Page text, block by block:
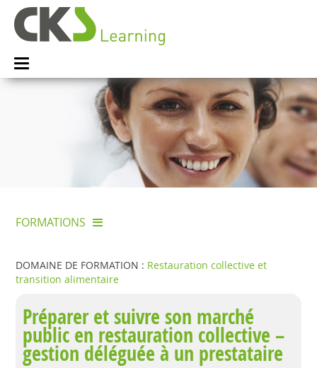
FORMATIONS
DOMAINE DE FORMATION : Restauration collective et
transition alimentaire
Préparer et suivre son marché
public en restauration collective –
gestion déléguée à un prestataire